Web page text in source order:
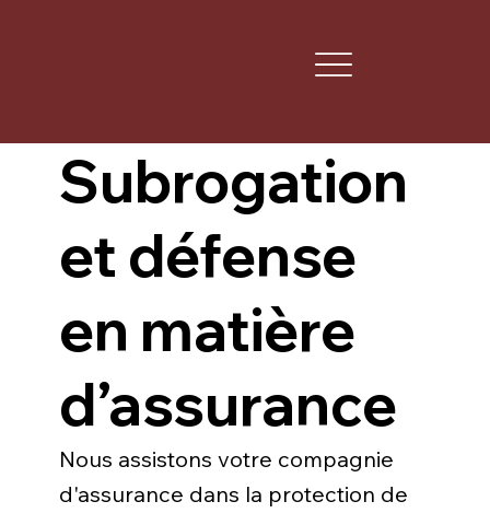
Subrogation
et défense
en matière
d’assurance
Nous assistons votre compagnie
d'assurance dans la protection de